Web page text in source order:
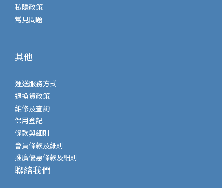
私隱政策
常見問題
其他
運送服務方式
退換貨政策
維修及查詢
保用登記
條款與細則
會員條款及細則
推廣優惠條款及細則
聯絡我們